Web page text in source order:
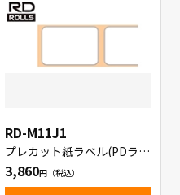
RD-M11J1
プレカット紙ラベル(PDラベ
ルA)
3,860